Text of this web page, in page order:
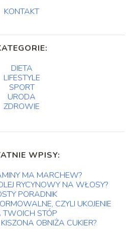
KONTAKT
DIETA
LIFESTYLE
SPORT
URODA
ZDROWIE
WPISY:
MA MARCHEW?
RYCYNOWY NA WŁOSY?
PORADNIK
CZYLI UKOJENIE
TWOICH STÓP
OBNIŻA CUKIER?